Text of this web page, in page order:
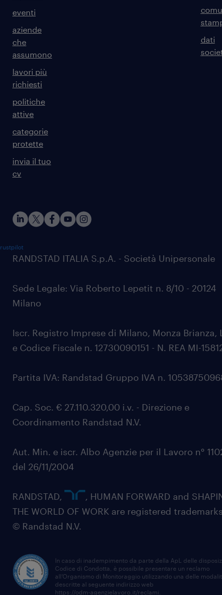
eventi
aziende
che
assumono
lavori più
richiesti
politiche
attive
categorie
protette
invia il tuo
cv
dati
RANDSTAD ITALIA S.p.A. - Società Unipersonale
Sede Legale: Via Roberto Lepetit n. 8/10 - 20124
Milano
Iscr. Registro Imprese di Milano, Monza Brianza,
e Codice Fiscale n. 12730090151 - N. REA MI-
Partita IVA: Randstad Gruppo IVA n.
Cap. Soc. € 27.110.320,00 i.v. - Direzione e
Coordinamento Randstad N.V.
Aut. Min. e iscr. Albo Agenzie per il Lavoro n°
del 26/11/2004
RANDSTAD,
, HUMAN FORWARD and
THE WORLD OF WORK are registered
© Randstad N.V.
In caso di inadempimento da parte della ApL delle
Codice di Condotta, è possibile presentare un reclamo
all’Organismo di Monitoraggio utilizzando una delle
descritte al seguente indirizzo web
https://odm-agenzielavoro.it/reclami